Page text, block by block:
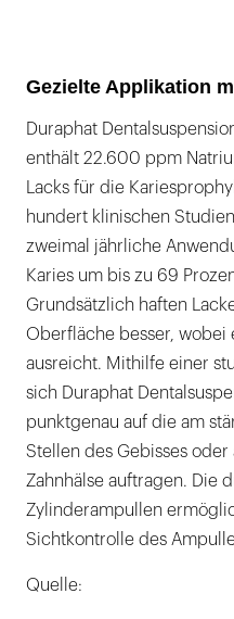
Gezielte Applikation
Duraphat
enthält 22.600 ppm
Lacks für die
hundert klinischen
zweimal jährliche
Karies um bis zu 69
Grundsätzlich haften
Oberfläche besser, wobei
ausreicht. Mithilfe einer
sich Duraphat
punktgenau auf die am
Stellen des Gebisses
Zahnhälse auftragen. Die
Zylinderampullen
Sichtkontrolle des
Quelle: